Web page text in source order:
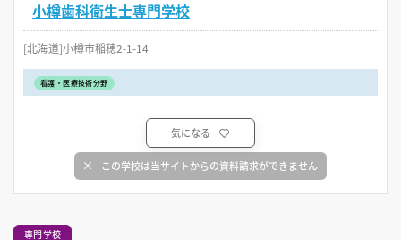
小樽歯科衛生士専門学校
[北海道]小樽市稲穂2-1-14
看護・医療技術分野
気になる
この学校は当サイトからの資料請求ができません
専門学校